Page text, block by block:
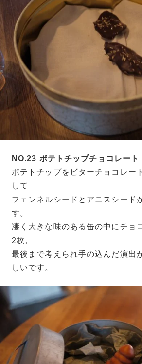
NO.23 ポテトチップチョコレート
ポテトチップをビターチョコレー
して
フェンネルシードとアニスシード
す。
凄く大きな味のある缶の中にチョ
2枚。
最後まで考えられ手の込んだ演出
しいです。